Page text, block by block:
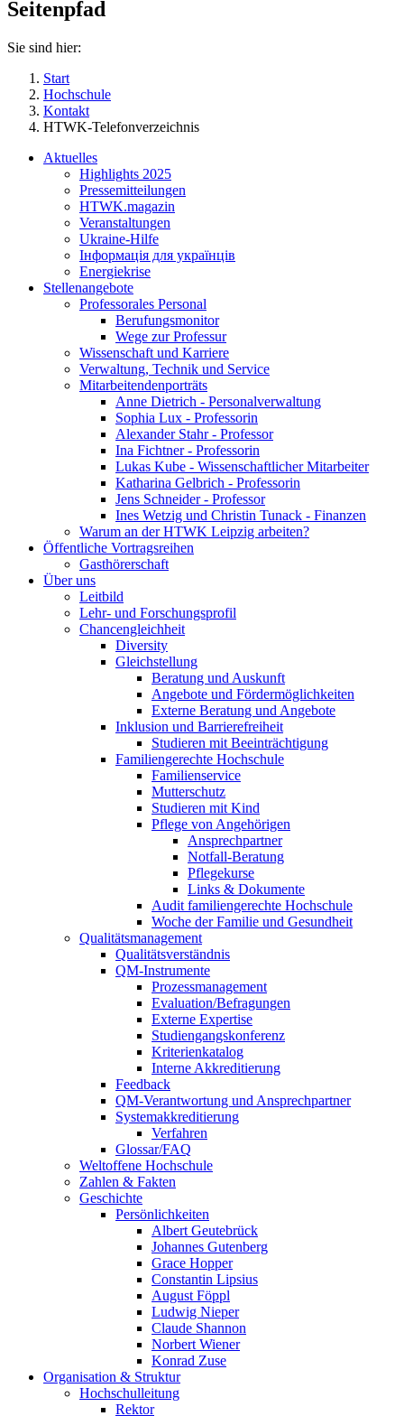
Seitenpfad
Sie sind hier:
Start
Hochschule
Kontakt
HTWK-Telefonverzeichnis
Aktuelles
Highlights 2025
Pressemitteilungen
HTWK.magazin
Veranstaltungen
Ukraine-Hilfe
Інформація для українців
Energiekrise
Stellenangebote
Professorales Personal
Berufungsmonitor
Wege zur Professur
Wissenschaft und Karriere
Verwaltung, Technik und Service
Mitarbeitendenporträts
Anne Dietrich - Personalverwaltung
Sophia Lux - Professorin
Alexander Stahr - Professor
Ina Fichtner - Professorin
Lukas Kube - Wissenschaftlicher Mitarbeiter
Katharina Gelbrich - Professorin
Jens Schneider - Professor
Ines Wetzig und Christin Tunack - Finanzen
Warum an der HTWK Leipzig arbeiten?
Öffentliche Vortragsreihen
Gasthörerschaft
Über uns
Leitbild
Lehr- und Forschungsprofil
Chancengleichheit
Diversity
Gleichstellung
Beratung und Auskunft
Angebote und Fördermöglichkeiten
Externe Beratung und Angebote
Inklusion und Barrierefreiheit
Studieren mit Beeinträchtigung
Familiengerechte Hochschule
Familienservice
Mutterschutz
Studieren mit Kind
Pflege von Angehörigen
Ansprechpartner
Notfall-Beratung
Pflegekurse
Links & Dokumente
Audit familiengerechte Hochschule
Woche der Familie und Gesundheit
Qualitätsmanagement
Qualitätsverständnis
QM-Instrumente
Prozessmanagement
Evaluation/Befragungen
Externe Expertise
Studiengangskonferenz
Kriterienkatalog
Interne Akkreditierung
Feedback
QM-Verantwortung und Ansprechpartner
Systemakkreditierung
Verfahren
Glossar/FAQ
Weltoffene Hochschule
Zahlen & Fakten
Geschichte
Persönlichkeiten
Albert Geutebrück
Johannes Gutenberg
Grace Hopper
Constantin Lipsius
August Föppl
Ludwig Nieper
Claude Shannon
Norbert Wiener
Konrad Zuse
Organisation & Struktur
Hochschulleitung
Rektor